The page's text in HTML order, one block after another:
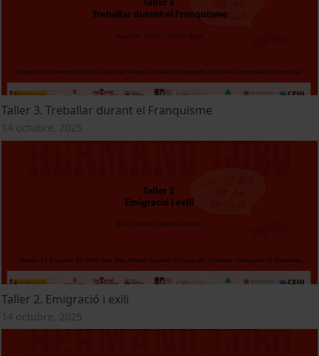
Taller 3. Treballar durant el Franquisme
14 octubre, 2025
Taller 2. Emigració i exili
14 octubre, 2025